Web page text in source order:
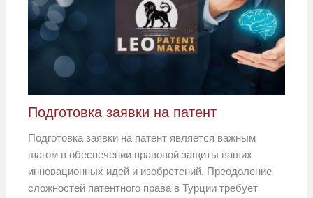
Подготовка заявки на патент
Подготовка заявки на патент является важным
шагом в обеспечении правовой защиты ваших
инновационных идей и изобретений. Преодоление
сложностей патентного права в Турции требует